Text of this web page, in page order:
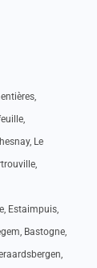
Le
Estaimpuis,
Bastogne,